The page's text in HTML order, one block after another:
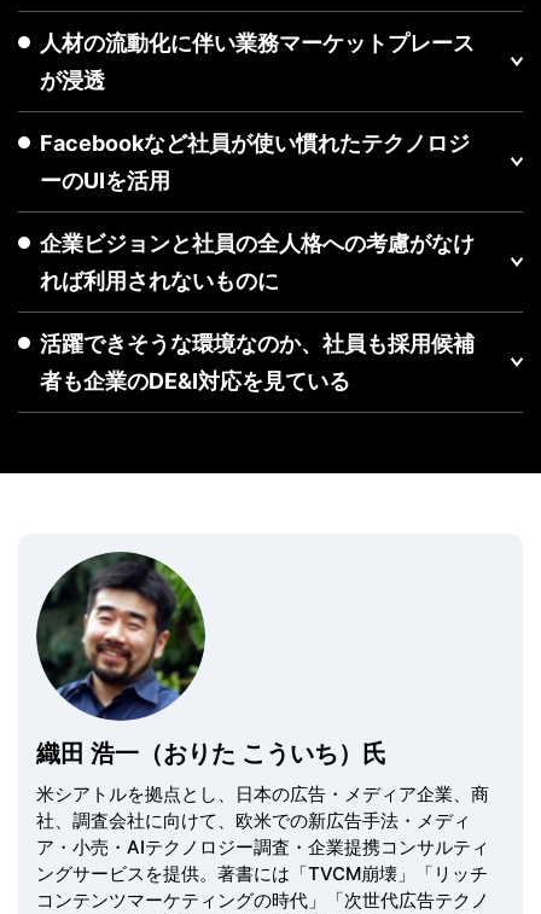
人材の流動化に伴い業務マーケットプレース
が浸透
Facebookなど社員が使い慣れたテクノロジ
ーのUIを活用
企業ビジョンと社員の全人格への考慮がなけ
れば利用されないものに
活躍できそうな環境なのか、社員も採用候補
者も企業のDE&I対応を見ている
織田 浩一（おりた こういち）氏
米シアトルを拠点とし、日本の広告・メディア企業、商
社、調査会社に向けて、欧米での新広告手法・メディ
ア・小売・AIテクノロジー調査・企業提携コンサルティ
ングサービスを提供。著書には「TVCM崩壊」「リッチ
コンテンツマーケティングの時代」「次世代広告テクノ